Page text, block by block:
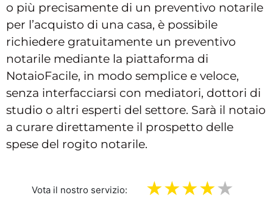
o più precisamente di un preventivo notarile
per l’acquisto di una casa, è possibile
richiedere gratuitamente un preventivo
notarile mediante la piattaforma di
NotaioFacile, in modo semplice e veloce,
senza interfacciarsi con mediatori, dottori di
studio o altri esperti del settore. Sarà il notaio
a curare direttamente il prospetto delle
spese del rogito notarile.
Vota il nostro servizio: